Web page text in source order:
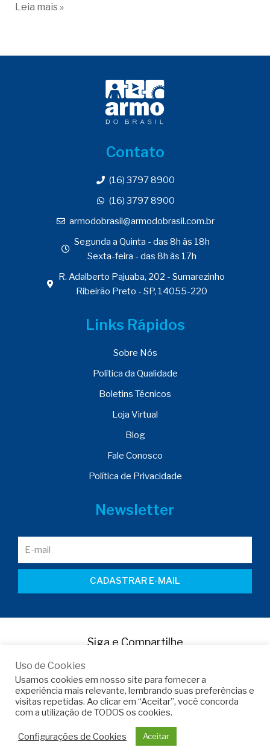
Leia mais »
Contato
(16) 3797 8900
(16) 3797 8900
armodobrasil@armodobrasil.com.br
Segunda a Quinta - das 8h às 18h
Sexta-feira - das 8h às 17h
R. Adalberto Pajuaba, 202 - Sumarezinho
Ribeirão Preto - SP, 14055-220
Links Rápidos
Sobre Nós
Política da Qualidade
Boletins Técnicos
Loja Virtual
Blog
Fale Conosco
Política de Privacidade
Newsletter
CADASTRAR E-MAIL
Siga e Compartilhe
Copyright © 2022 -Armo do Brasil
Desenvolvido porMartinez Comunicação
Uso de Cookies
Usamos cookies em nosso site para fornecer a
experiência mais relevante, lembrando suas preferências e
visitas repetidas. Ao clicar em “Aceitar”, você concorda
com a utilização de TODOS os cookies.
Configurações de Cookies Aceitar